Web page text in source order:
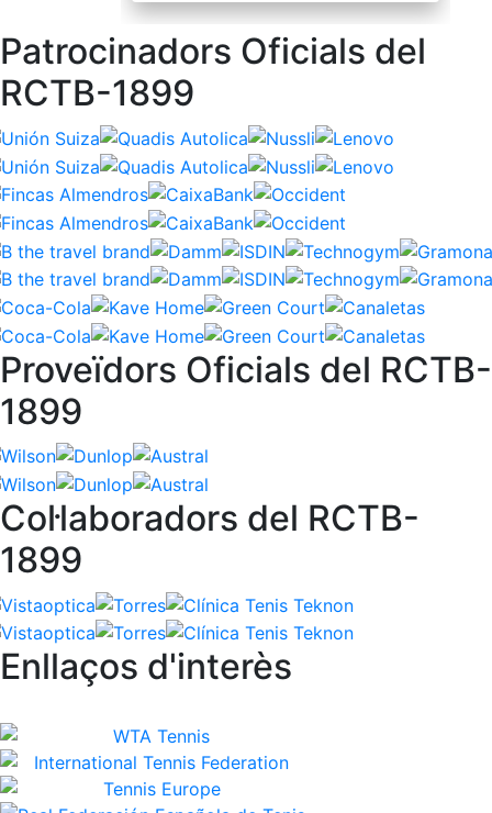
Patrocinadors Oficials del
RCTB-1899
Proveïdors Oficials del RCTB-
1899
Col·laboradors del RCTB-
1899
Enllaços d'interès